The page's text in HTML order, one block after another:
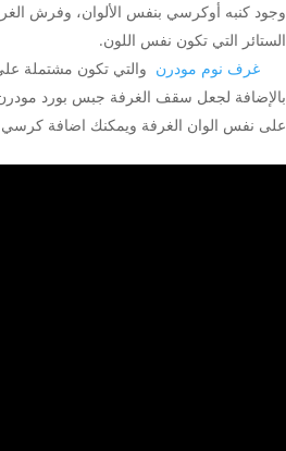
وجود كنبه أوكرسي بنفس الألوان، وفرش
الستائر التي تكون نفس اللون.
غرف نوم مودرن والتي تكون مشتملة
بالإضافة لجعل سقف الغرفة جبس بورد
على نفس الوان الغرفة ويمكنك اضافة كرسي